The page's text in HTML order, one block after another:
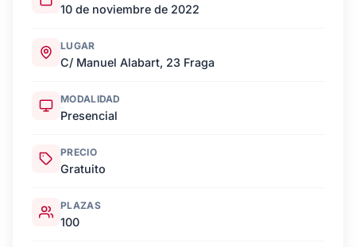
10 de noviembre de 2022
LUGAR
C/ Manuel Alabart, 23 Fraga
MODALIDAD
Presencial
PRECIO
Gratuito
PLAZAS
100